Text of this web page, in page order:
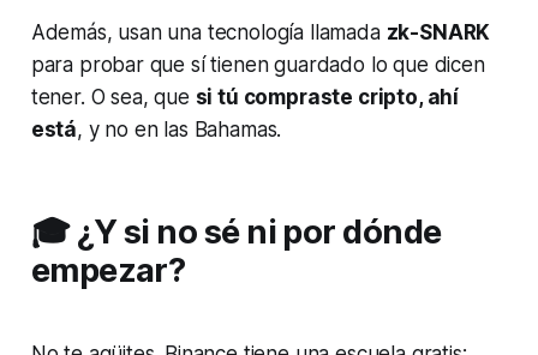
Además, usan una tecnología llamada zk-SNARK
para probar que sí tienen guardado lo que dicen
tener. O sea, que si tú compraste cripto, ahí
está, y no en las Bahamas.
🎓 ¿Y si no sé ni por dónde
empezar?